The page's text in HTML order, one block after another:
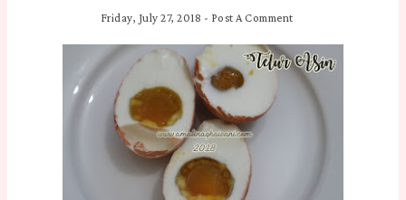
Friday, July 27, 2018 - Post A Comment